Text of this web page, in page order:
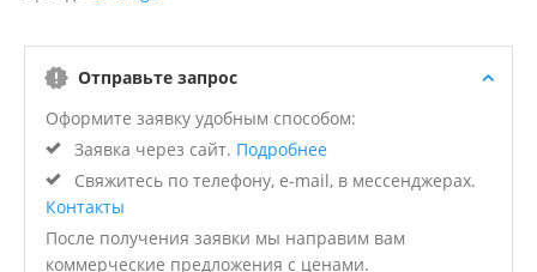
Отправьте запрос
Оформите заявку удобным способом:
Заявка через сайт. Подробнее
Свяжитесь по телефону, e-mail, в мессенджерах.
Контакты
После получения заявки мы направим вам
коммерческие предложения с ценами.